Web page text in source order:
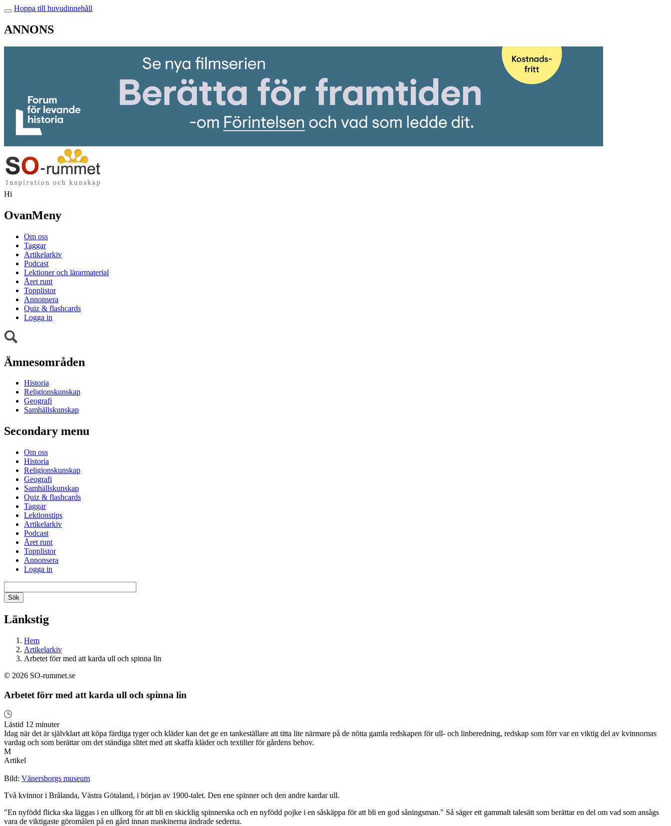
Hoppa till huvudinnehåll
ANNONS
Hi
OvanMeny
Om oss
Taggar
Artikelarkiv
Podcast
Lektioner och lärarmaterial
Året runt
Topplistor
Annonsera
Quiz & flashcards
Logga in
Ämnesområden
Historia
Religionskunskap
Geografi
Samhällskunskap
Secondary menu
Om oss
Historia
Religionskunskap
Geografi
Samhällskunskap
Quiz & flashcards
Taggar
Lektionstips
Artikelarkiv
Podcast
Året runt
Topplistor
Annonsera
Logga in
Länkstig
Hem
Artikelarkiv
Arbetet förr med att karda ull och spinna lin
© 2026 SO-rummet.se
Arbetet förr med att karda ull och spinna lin
Lästid 12 minuter
Idag när det är självklart att köpa färdiga tyger och kläder kan det ge en tankeställare att titta lite närmare på de nötta gamla redskapen för ull- och linberedning, redskap som förr var en viktig del av kvinnornas
vardag och som berättar om det ständiga slitet med att skaffa kläder och textilier för gårdens behov.
M
Artikel
Bild: Vänersborgs museum
Två kvinnor i Brålanda, Västra Götaland, i början av 1900-talet. Den ene spinner och den andre kardar ull.
"En nyfödd flicka ska läggas i en ullkorg för att bli en skicklig spinnerska och en nyfödd pojke i en såskäppa för att bli en god såningsman." Så säger ett gammalt talesätt som berättar en del om vad som ansågs
vara de viktigaste göromålen på en gård innan maskinerna ändrade sederna.